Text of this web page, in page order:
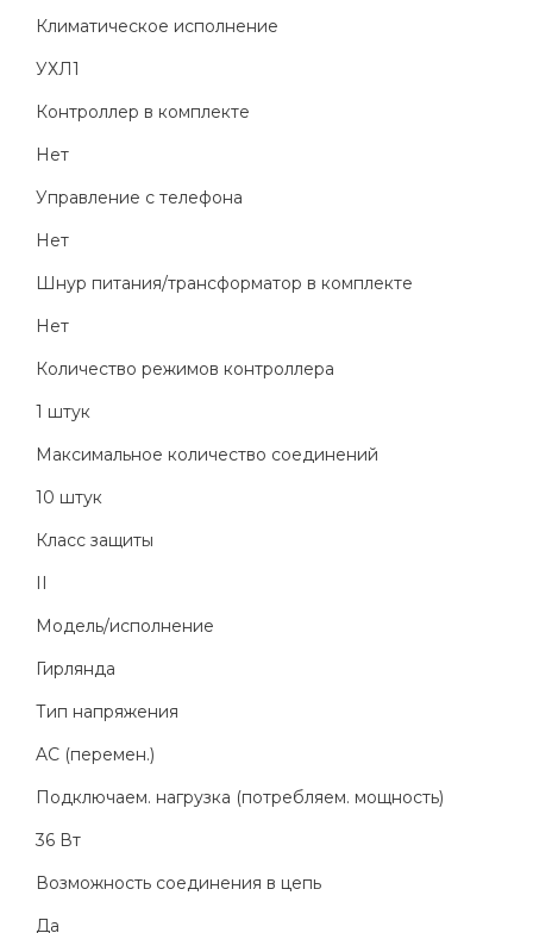
Климатическое исполнение
УХЛ1
Контроллер в комплекте
Нет
Управление с телефона
Нет
Шнур питания/трансформатор в комплекте
Нет
Количество режимов контроллера
1 штук
Максимальное количество соединений
10 штук
Класс защиты
II
Модель/исполнение
Гирлянда
Тип напряжения
AC (перемен.)
Подключаем. нагрузка (потребляем. мощность)
36 Вт
Возможность соединения в цепь
Да